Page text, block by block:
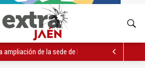
ampliación de la sede de la Junta en la avenida